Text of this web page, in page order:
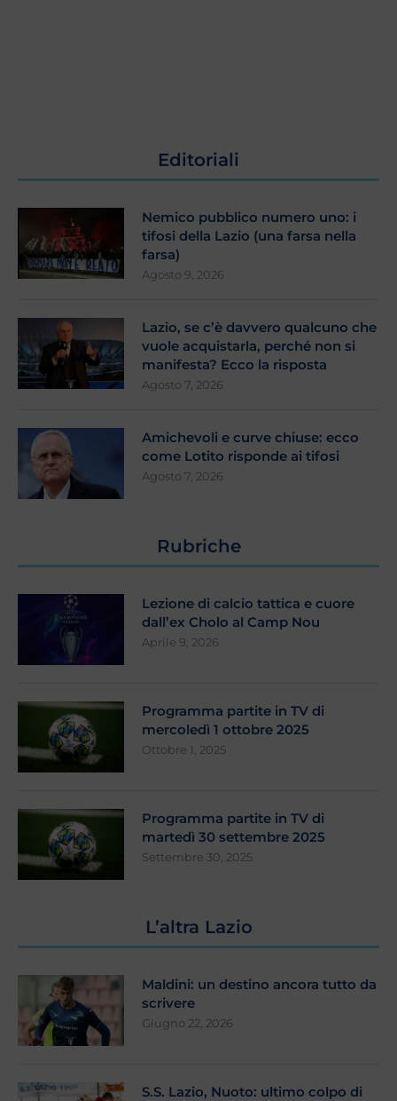
Editoriali
Nemico pubblico numero uno: i
tifosi della Lazio (una farsa nella
farsa)
Agosto 9, 2026
Lazio, se c’è davvero qualcuno che
vuole acquistarla, perché non si
manifesta? Ecco la risposta
Agosto 7, 2026
Amichevoli e curve chiuse: ecco
come Lotito risponde ai tifosi
Agosto 7, 2026
Rubriche
Lezione di calcio tattica e cuore
dall’ex Cholo al Camp Nou
Aprile 9, 2026
Programma partite in TV di
mercoledì 1 ottobre 2025
Ottobre 1, 2025
Programma partite in TV di
martedì 30 settembre 2025
Settembre 30, 2025
L’altra Lazio
Maldini: un destino ancora tutto da
scrivere
Giugno 22, 2026
S.S. Lazio, Nuoto: ultimo colpo di